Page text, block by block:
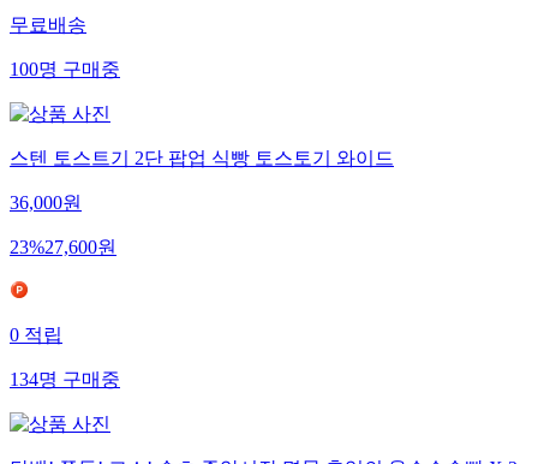
무료배송
100명구매중
스텐 토스트기 2단 팝업 식빵 토스토기 와이드
36,000원
23%27,600원
0적립
134명구매중